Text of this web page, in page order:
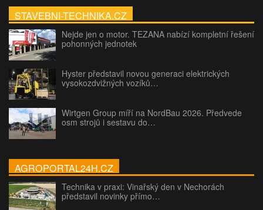
STAVEBNI-TECHNIKA.CZ
Nejde jen o motor. TEZANA nabízí kompletní řešení
pohonných jednotek
Hyster představil novou generaci elektrických
vysokozdvižných vozíků…
Wirtgen Group míří na NordBau 2026. Předvede
osm strojů i sestavu do…
AGROPORTAL24H.CZ
Technika v praxi: Vinařský den v Nechorách
představil novinky přímo…